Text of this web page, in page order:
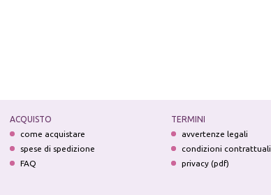
ACQUISTO
come acquistare
spese di spedizione
FAQ
TERMINI
avvertenze legali
condizioni contrattuali
privacy (pdf)